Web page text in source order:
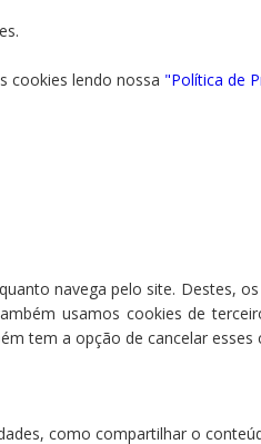
cookies lendo nossa "Política de
navega pelo site. Destes,
usamos cookies de
tem a opção de cancelar
como compartilhar o